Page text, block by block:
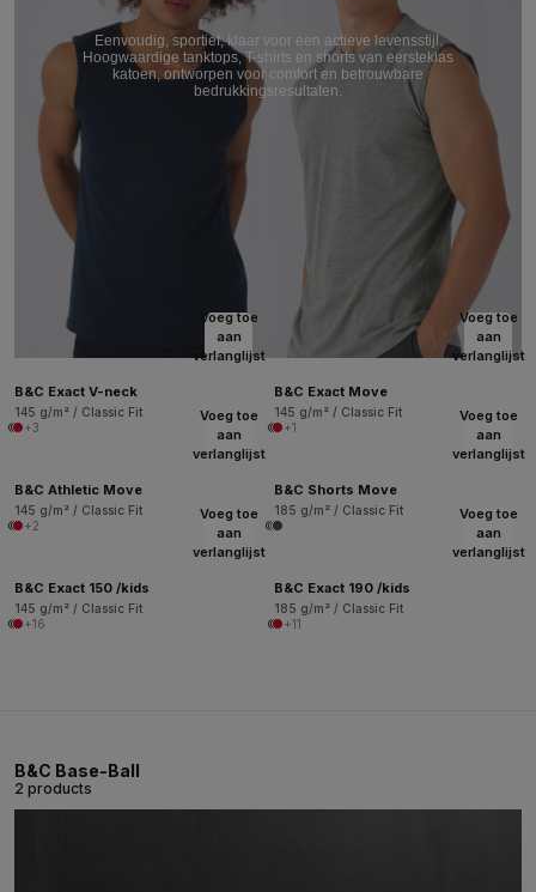
Eenvoudig, sportief, klaar voor een actieve levensstijl.
Hoogwaardige tanktops, T-shirts en shorts van eersteklas
katoen, ontworpen voor comfort en betrouwbare
bedrukkingsresultaten.
Voeg toe
aan
verlanglijst
B&C Exact V-neck
145 g/m² / Classic Fit
+3
Voeg toe
aan
verlanglijst
B&C Exact Move
145 g/m² / Classic Fit
+1
Voeg toe
aan
verlanglijst
B&C Athletic Move
145 g/m² / Classic Fit
+2
Voeg toe
aan
verlanglijst
B&C Shorts Move
185 g/m² / Classic Fit
Voeg toe
aan
verlanglijst
B&C Exact 150 /kids
145 g/m² / Classic Fit
+16
Voeg toe
aan
verlanglijst
B&C Exact 190 /kids
185 g/m² / Classic Fit
+11
B&C Base-Ball
2 products